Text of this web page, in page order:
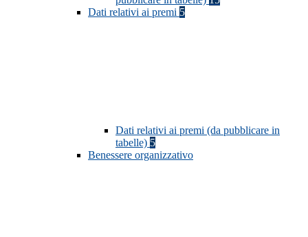
Dati relativi ai premi 5
Dati relativi ai premi (da pubblicare in
tabelle) 5
Benessere organizzativo